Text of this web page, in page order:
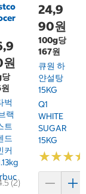
(2)
벅
랙
트
드
커
24,9
90원
100g당
167원
큐원 하
얀설탕
15KG
Q1
WHITE
SUGAR
15KG
★★★
★★★